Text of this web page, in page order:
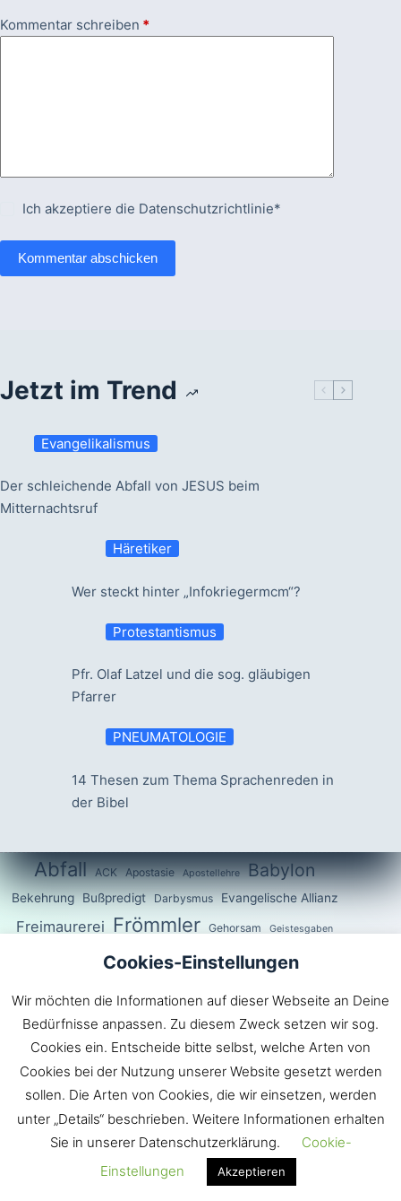
Kommentar schreiben *
Ich akzeptiere die Datenschutzrichtlinie*
Kommentar abschicken
Jetzt im Trend
Evangelikalismus
Der schleichende Abfall von JESUS beim
Mitternachtsruf
Häretiker
Wer steckt hinter „Infokriegermcm“?
Protestantismus
Pfr. Olaf Latzel und die sog. gläubigen
Pfarrer
PNEUMATOLOGIE
14 Thesen zum Thema Sprachenreden in
der Bibel
Abfall ACK Apostasie Apostellehre Babylon
Bekehrung Bußpredigt Darbysmus Evangelische Allianz
Freimaurerei Frömmler Gehorsam Geistesgaben
Gesetzlosigkeit Gnade GOTT Heidentum
Irrlehrer Jesus Katholizismus Kirche Kreuz Lauheit
Liebe Luther pharisäer Prediger Religion Sonnengott
Straßenpredigt Sünde Verführung
Verweltlichung Wahrheit Welt Weltgeist Zeitgeist
Ökumenismus Ökumenismus
Cookies-Einstellungen
Wir möchten die Informationen auf dieser Webseite an Deine
Bedürfnisse anpassen. Zu diesem Zweck setzen wir sog.
Cookies ein. Entscheide bitte selbst, welche Arten von
Cookies bei der Nutzung unserer Website gesetzt werden
sollen. Die Arten von Cookies, die wir einsetzen, werden
unter „Details“ beschrieben. Weitere Informationen erhalten
Sie in unserer Datenschutzerklärung.
Cookie-
Einstellungen
Akzeptieren